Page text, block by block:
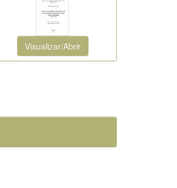
Visualizar/Abrir